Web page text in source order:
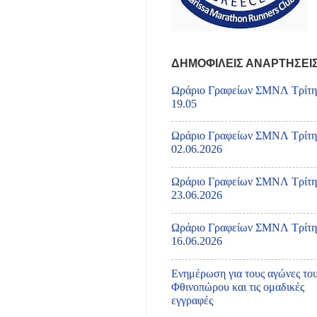
ΔΗΜΟΦΙΛΕΙΣ
Ωράριο Γραφείων ΣΜΝΛ Τρίτη
19.05
Ωράριο Γραφείων ΣΜΝΛ Τρίτη
02.06.2026
Ωράριο Γραφείων ΣΜΝΛ Τρίτη
23.06.2026
Ωράριο Γραφείων ΣΜΝΛ Τρίτη
16.06.2026
Ενημέρωση για τους αγώνες
Φθινοπώρου και τις ομαδικές
εγγραφές